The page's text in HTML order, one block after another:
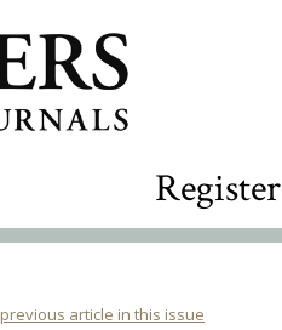
Register
previous article in this issue